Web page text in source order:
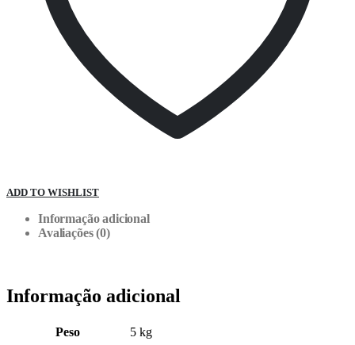
ADD TO WISHLIST
Informação adicional
Avaliações (0)
Informação adicional
Peso 5 kg